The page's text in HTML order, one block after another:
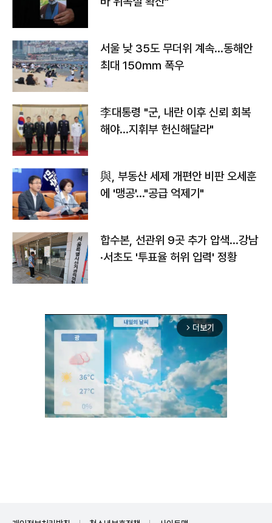
서울 낮 35도 무더위 계속…동해안
최대 150㎜ 폭우
李대통령 "군, 내란 이후 신뢰 회복
해야…지휘부 헌신해달라"
與, 부동산 세제 개편안 비판 오세훈
에 '맹공'…"공급 억제기"
합수본, 선관위 9곳 추가 압색…강남
·서초도 '투표율 허위 입력' 정황
arrow_forward_ios 더보기